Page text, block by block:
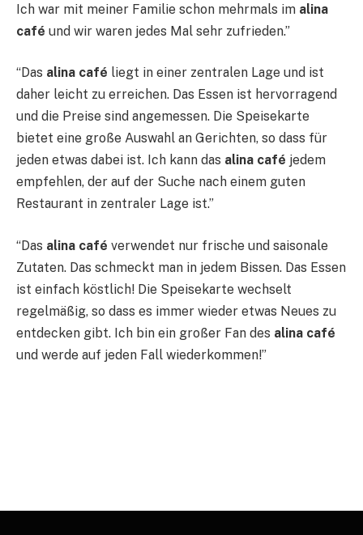
Ich war mit meiner Familie schon mehrmals im alina
café und wir waren jedes Mal sehr zufrieden.”
“Das alina café liegt in einer zentralen Lage und ist
daher leicht zu erreichen. Das Essen ist hervorragend
und die Preise sind angemessen. Die Speisekarte
bietet eine große Auswahl an Gerichten, so dass für
jeden etwas dabei ist. Ich kann das alina café jedem
empfehlen, der auf der Suche nach einem guten
Restaurant in zentraler Lage ist.”
“Das alina café verwendet nur frische und saisonale
Zutaten. Das schmeckt man in jedem Bissen. Das Essen
ist einfach köstlich! Die Speisekarte wechselt
regelmäßig, so dass es immer wieder etwas Neues zu
entdecken gibt. Ich bin ein großer Fan des alina café
und werde auf jeden Fall wiederkommen!”